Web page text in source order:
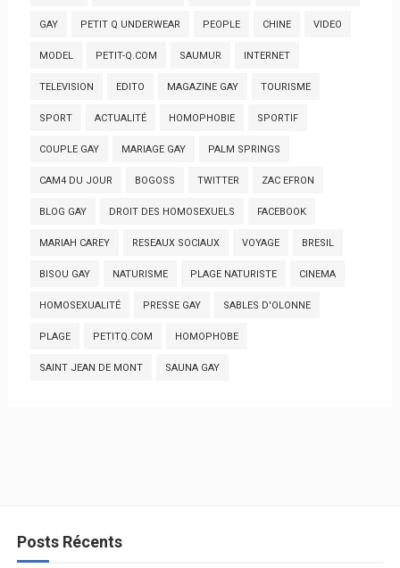
GAY PETIT Q UNDERWEAR PEOPLE CHINE VIDEO
MODEL PETIT-Q.COM SAUMUR INTERNET
TELEVISION EDITO MAGAZINE GAY TOURISME
SPORT ACTUALITÉ HOMOPHOBIE SPORTIF
COUPLE GAY MARIAGE GAY PALM SPRINGS
CAM4 DU JOUR BOGOSS TWITTER ZAC EFRON
BLOG GAY DROIT DES HOMOSEXUELS FACEBOOK
MARIAH CAREY RESEAUX SOCIAUX VOYAGE BRESIL
BISOU GAY NATURISME PLAGE NATURISTE CINEMA
HOMOSEXUALITÉ PRESSE GAY SABLES D'OLONNE
PLAGE PETITQ.COM HOMOPHOBE
SAINT JEAN DE MONT SAUNA GAY
Posts Récents